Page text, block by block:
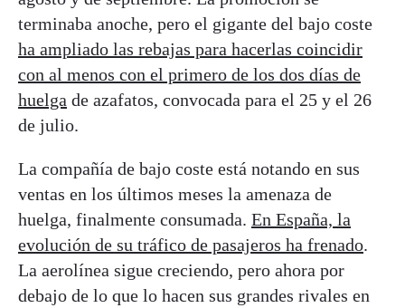
terminaba anoche, pero el gigante del bajo coste
ha ampliado las rebajas para hacerlas coincidir
con al menos con el primero de los dos días de
huelga de azafatos, convocada para el 25 y el 26
de julio.
La compañía de bajo coste está notando en sus
ventas en los últimos meses la amenaza de
huelga, finalmente consumada. En España, la
evolución de su tráfico de pasajeros ha frenado.
La aerolínea sigue creciendo, pero ahora por
debajo de lo que lo hacen sus grandes rivales en